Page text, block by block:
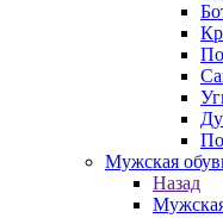
Мужская
Назад